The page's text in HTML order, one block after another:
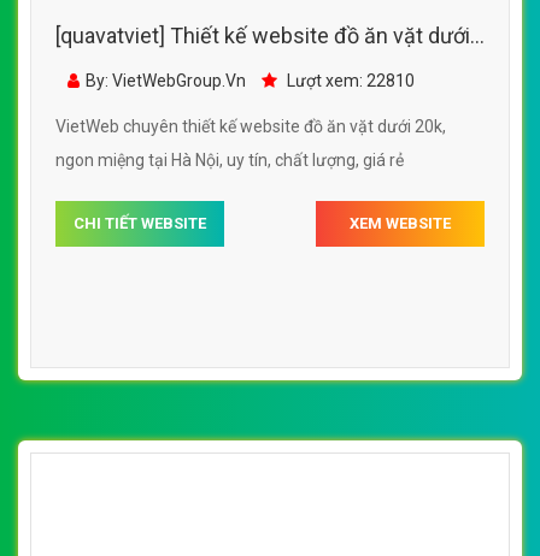
[quavatviet] Thiết kế website đồ ăn vặt dưới
20k, ngon miệng tại Hà Nội
By: VietWebGroup.Vn Lượt xem: 22810
VietWeb chuyên thiết kế website đồ ăn vặt dưới 20k,
ngon miệng tại Hà Nội, uy tín, chất lượng, giá rẻ
CHI TIẾT WEBSITE XEM WEBSITE